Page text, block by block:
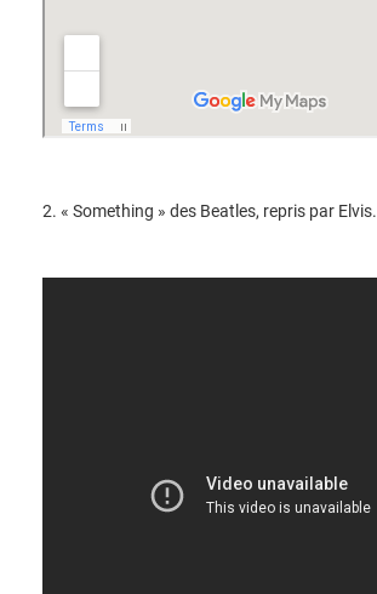
2. « Something » des Beatles, repris par Elvis.